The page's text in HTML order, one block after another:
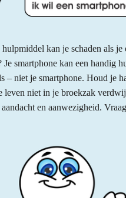
kan je schaden als
smartphone kan een handig
– niet je smartphone. Houd
leven niet in je broekzak
en aanwezigheid.